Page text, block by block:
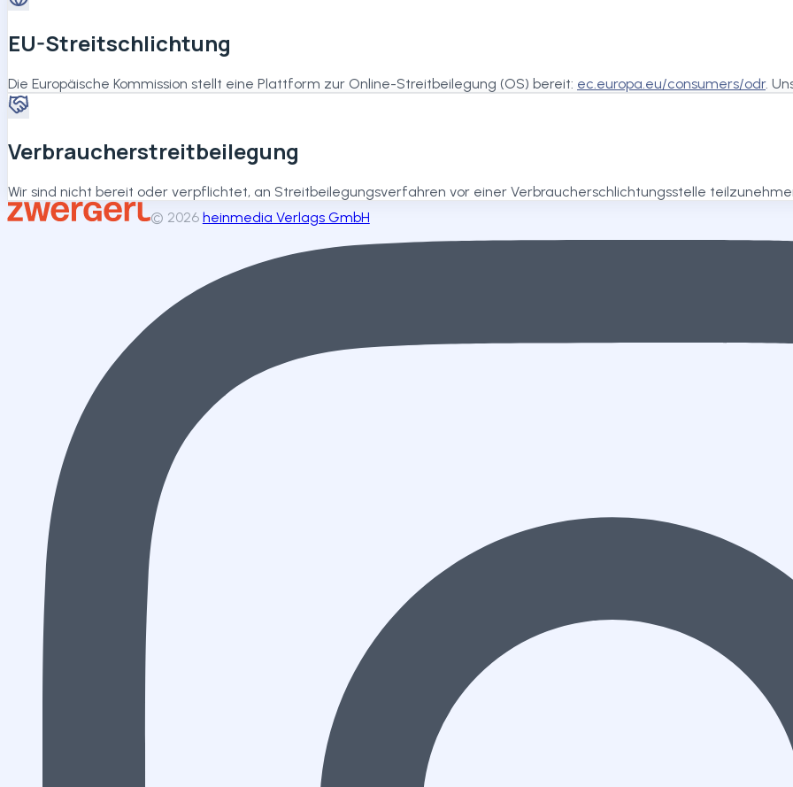
EU-Streitschlichtung
Die Europäische Kommission stellt eine Plattform zur Online-Streitbeilegung (OS) bereit: ec.europa.eu/consumers/odr.
Verbraucherstreitbeilegung
Wir sind nicht bereit oder verpflichtet, an Streitbeilegungsverfahren vor einer Verbraucherschlichtungsstelle
© 2026 heinmedia Verlags GmbH